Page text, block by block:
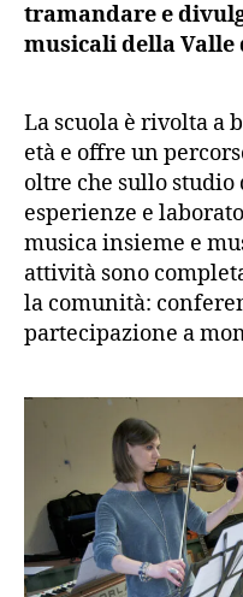
tramandare e
musicali della Valle
La scuola è rivolta a
età e offre un
oltre che sullo
esperienze e
musica insieme e
attività sono
la comunità:
partecipazione a